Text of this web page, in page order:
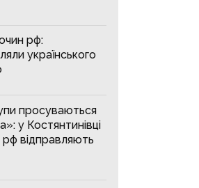
рф:
українського
просуваються
у Костянтинівці
рф відправляють